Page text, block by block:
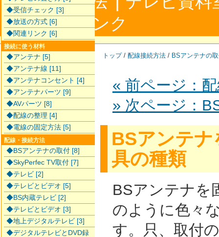
合わせ|リンク
トップ/ 配線接続方法 / BSアンテナの
« 前ページ：
» 次ページ：
BSアンテ
具の種類
BSアンテナを
のように色々
す。只、取付
◆受信チェック [3]
◆放送の方式 [6]
◆関連リンク [6]
接続に使う材料
◆アンテナ [5]
◆アンテナ線 [11]
◆アンテナコンセント [4]
◆アンテナパーツ [9]
◆AVパーツ [8]
◆配線の整理 [4]
◆電線の固定方法 [5]
配線・接続方法
◆BSアンテナの取付 [8]
◆SkyPerfec TV取付 [7]
◆テレビ [2]
◆テレビとビデオ [5]
◆BS内蔵テレビ [2]
◆テレビとビデオ [3]
◆地上デジタルテレビ [3]
◆デジタルテレビとDVD録